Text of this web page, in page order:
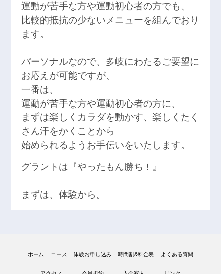
運動が苦手な方や運動初心者の方でも、
比較的抵抗の少ないメニューを組んでおり
ます。
パーソナルなので、多岐にわたるご要望に
お応えが可能ですが、
一番は、
運動が苦手な方や運動初心者の方に、
まずは楽しくカラダを動かす、楽しくたく
さん汗をかくことから
始められるようお手伝いをいたします。
グラントは『やったもん勝ち！』
まずは、体験から。
ホーム コース 体験お申し込み 時間割&料金表 よくある質問